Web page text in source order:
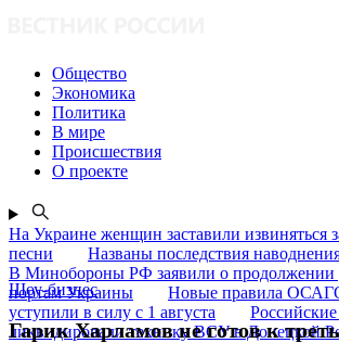
Общество
Экономика
Политика
В мире
Происшествия
О проекте
На Украине женщин заставили извиняться
песни
Названы последствия
В Минобороны РФ заявили о продолжении
портам Украины
Новые правила
уступили в силу с 1 августа
ликвидировали технику ВСУ в Донецкой
Шоу-бизнес
Гарик Харламов не готов к